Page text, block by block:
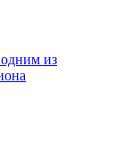
из